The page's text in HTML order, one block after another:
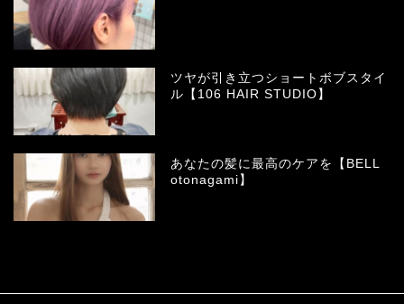
ツヤが引き立つショートボブスタイ
ル【106 HAIR STUDIO】
あなたの髪に最高のケアを【BELL
otonagami】